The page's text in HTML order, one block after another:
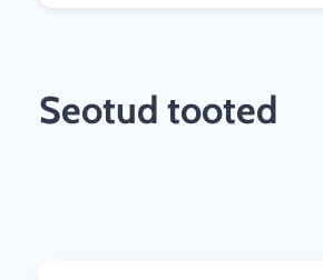
Seotud tooted